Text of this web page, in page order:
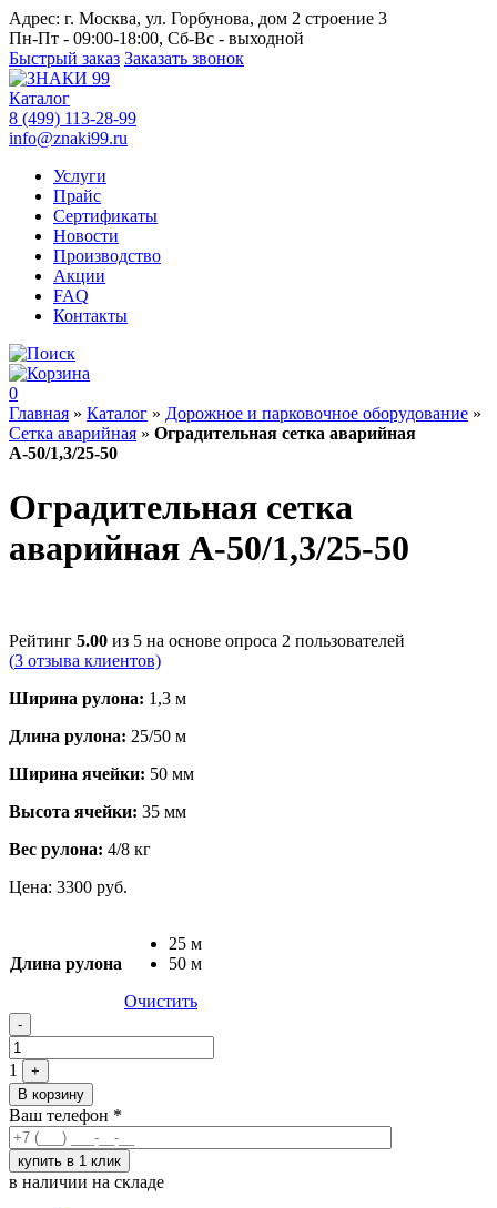
Адрес: г. Москва, ул. Горбунова, дом 2 строение 3
Пн-Пт - 09:00-18:00, Сб-Вс - выходной
Быстрый заказ Заказать звонок
Каталог
8 (499) 113-28-99
info@znaki99.ru
Услуги
Прайс
Сертификаты
Новости
Производство
Акции
FAQ
Контакты
0
Главная » Каталог » Дорожное и парковочное оборудование »
Cетка аварийная » Оградительная сетка аварийная
А-50/1,3/25-50
Оградительная сетка
аварийная А-50/1,3/25-50
Рейтинг 5.00 из 5 на основе опроса 2 пользователей
(3 отзыва клиентов)
Ширина рулона: 1,3 м
Длина рулона: 25/50 м
Ширина ячейки: 50 мм
Высота ячейки: 35 мм
Вес рулона: 4/8 кг
Цена: 3300 руб.
Длина рулона
25 м
50 м
Очистить
Quantity
-
1
+
В корзину
Ваш телефон *
в наличии на складе